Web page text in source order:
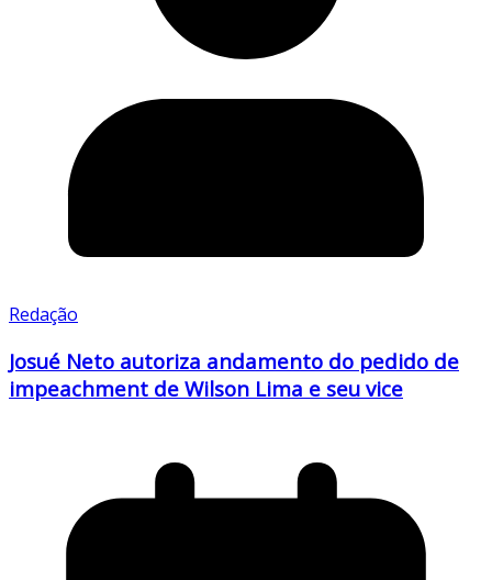
Redação
Josué Neto autoriza andamento do pedido de
impeachment de Wilson Lima e seu vice